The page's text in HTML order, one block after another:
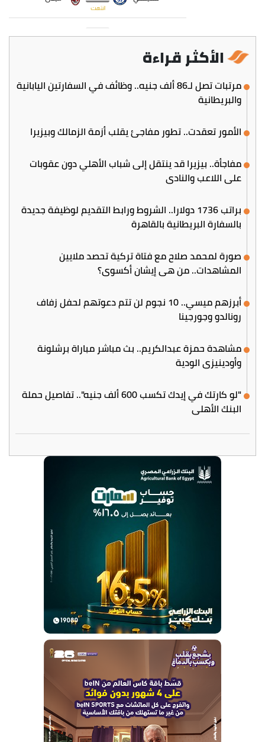
الأكثر قراءة
مرتبات تصل لـ86 ألف جنيه.. وظائف في السفارتين اليابانية
والبريطانية
الأمور تعقدت.. تطور مفاجئ يقلب أزمة الزمالك وبيزيرا
مفاجأة.. بيزيرا قد ينتقل إلى شباب الأهلي دون عقوبات
على اللاعب والنادي
براتب 1736 دولارا.. الشروط ورابط التقديم لوظيفة جديدة
بالسفارة البريطانية بالقاهرة
صورة لمحمد صلاح مع فتاة تركية تحصد ملايين
المشاهدات.. من هي إيشان أكسوي؟
أبرزهم ميسي.. 10 نجوم لن تتم دعوتهم لحفل زفاف
رونالدو وجورجينا
مشاهدة حمزة عبدالكريم.. بث مباشر مباراة برشلونة
وأودينيزي الودية
"لو كارتك في إيدك تكسب 600 ألف جنيه".. تفاصيل حملة
البنك الأهلي